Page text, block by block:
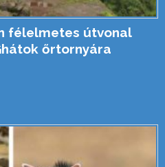
félelmetes útvonal
őrtornyára